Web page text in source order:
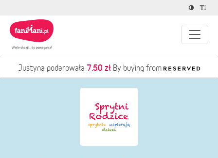
Justyna podarowała 7.50 zł By buying from